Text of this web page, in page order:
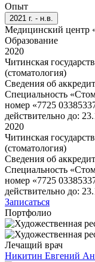
Опыт
2021 г. - н.в.
Медицинский центр
Образование
2020
Читинская
(стоматология)
Сведения об
Специальность
номер «7725
действительно до:
2020
Читинская
(стоматология)
Сведения об
Специальность
номер «7725
действительно до:
Записаться
Портфолио
Лечащий врач
Никитин Евгений